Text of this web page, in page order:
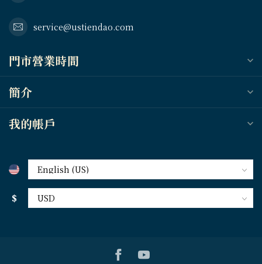
service@ustiendao.com
門市營業時間
簡介
我的帳戶
$